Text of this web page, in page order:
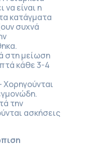
είναι η
κατάγματα
συχνά
στη μείωση
κάθε 3-4
Χορηγούνται
την
ασκήσεις